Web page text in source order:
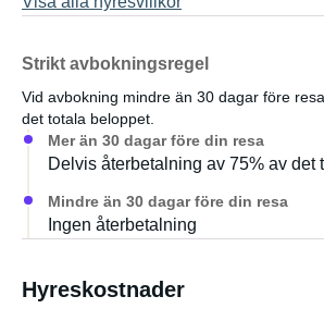
Strikt avbokningsregel
Vid avbokning mindre än 30 dagar före
det totala beloppet.
Mer än 30 dagar före din resa
Delvis återbetalning av 75% av det
Mindre än 30 dagar före din resa
Ingen återbetalning
Hyreskostnader